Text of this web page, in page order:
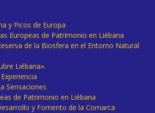
y Picos de Europa
Europeas de Patrimonio en Liébana
de la Biosfera en el Entorno Natural
Liébana».
Sensaciones
de Patrimonio en Liébana
y Fomento de la Comarca